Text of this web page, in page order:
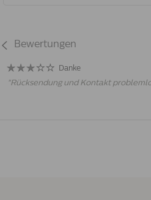
Bewertungen
Danke
"Rücksendung und Kontakt